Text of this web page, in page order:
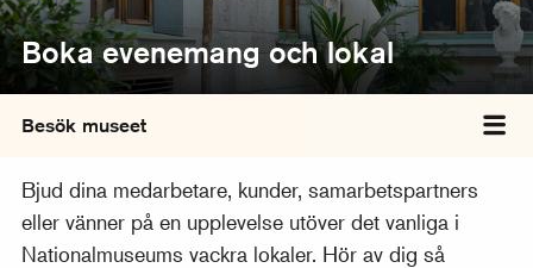
Boka evenemang och lokal
Besök museet
Bjud dina medarbetare, kunder, samarbetspartners
eller vänner på en upplevelse utöver det vanliga i
Nationalmuseums vackra lokaler. Hör av dig så